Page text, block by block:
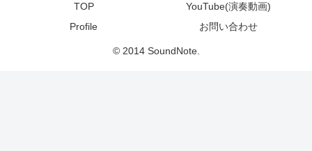
TOP
YouTube(演奏動画)
Profile
お問い合わせ
© 2014 SoundNote.